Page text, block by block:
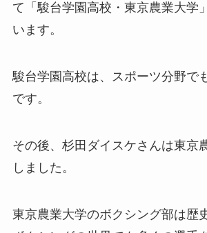
て「駿台学園高校・東京農業大学
います。
駿台学園高校は、スポーツ分野で
です。
その後、杉田ダイスケさんは東京
しました。
東京農業大学のボクシング部は歴